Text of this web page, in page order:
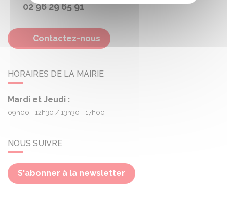
02 96 29 65 91
Contactez-nous
HORAIRES DE LA MAIRIE
Mardi et Jeudi :
09h00 - 12h30 13h30 - 17h00
NOUS SUIVRE
S'abonner à la newsletter